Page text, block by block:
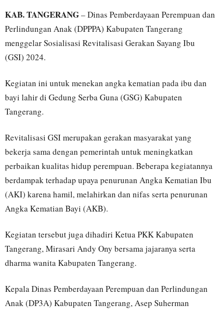
KAB. TANGERANG– Dinas Pemberdayaan Perempuan dan
Perlindungan Anak (DPPPA) Kabupaten Tangerang
menggelar Sosialisasi Revitalisasi Gerakan Sayang Ibu
(GSI) 2024.
Kegiatan ini untuk menekan angka kematian pada ibu dan
bayi lahir di Gedung Serba Guna (GSG) Kabupaten
Tangerang.
Revitalisasi GSI merupakan gerakan masyarakat yang
bekerja sama dengan pemerintah untuk meningkatkan
perbaikan kualitas hidup perempuan. Beberapa kegiatannya
berdampak terhadap upaya penurunan Angka Kematian Ibu
(AKI) karena hamil, melahirkan dan nifas serta penurunan
Angka Kematian Bayi (AKB).
Kegiatan tersebut juga dihadiri Ketua PKK Kabupaten
Tangerang, Mirasari Andy Ony bersama jajaranya serta
dharma wanita Kabupaten Tangerang.
Kepala Dinas Pemberdayaan Perempuan dan Perlindungan
Anak (DP3A) Kabupaten Tangerang, Asep Suherman